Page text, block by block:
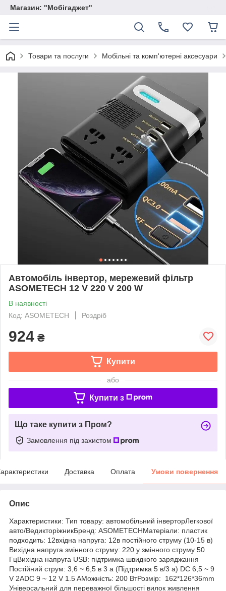
Магазин: "Мобігаджет"
Товари та послуги Мобільні та комп'ютерні аксесуари
Автомобіль інвертор, мережевий фільтр
ASOMETECH 12 V 220 V 200 W
В наявності
Код: ASOMETECH
Роздріб
924 ₴
Купити
або
Купити з
Що таке купити з Пром?
Замовлення під захистом
Доставка Оплата Умови повернення
Опис
Характеристики: Тип товару: автомобільний інверторЛегкової
авто/ВедикторіжникБренд: ASOMETECHМатеріали: пластик
подходить: 12вхідна напруга: 12в постійного струму (10-15 в)
Вихідна напруга змінного струму: 220 у змінного струму 50
ГцВихідна напруга USB: підтримка швидкого заряджання
Постійний струм: 3,6 ~ 6,5 в 3 а (Підтримка 5 в/3 а) DC 6,5 ~ 9
V 2ADC 9 ~ 12 V 1.5 AМожність: 200 ВтРозмір: 162*126*36mm
Універсальний для переважної більшості вилок живлення